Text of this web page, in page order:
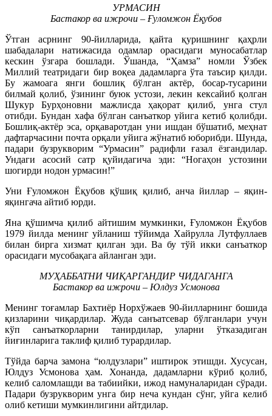
УРМАСИН
Бастакор ва ижрочи – Ғуломжон Ёқубов
Ўтган асрнинг 90-йилларида, қайта қуришнинг қаҳрли
шабадалари натижасида одамлар орасидаги муносабатлар
кескин ўзгара бошлади. Ўшанда, “Ҳамза” номли Ўзбек
Миллий театридаги бир воқеа дадамларга ўта таъсир қилди.
Бу жамоага янги бошлиқ бўлган актёр, босар-тусарини
билмай қолиб, ўзининг буюк устози, лекин кексайиб қолган
Шукур Бурҳоновни мажлисда ҳақорат қилиб, унга стул
отибди. Бундан хафа бўлган санъаткор уйига кетиб қолибди.
Бошлиқ-актёр эса, орқаваротдан уни ишдан бўшатиб, меҳнат
дафтарчасини почта орқали уйига жўнатиб юборибди. Шунда,
падари бузрукворим “Урмасин” радифли ғазал ёзгандилар.
Ундаги асосий сатр қуйидагича эди: “Ногаҳон устозини
шогирди нодон урмасин!”
Уни Ғуломжон Ёқубов қўшиқ қилиб, анча йиллар – яқин-
яқингача айтиб юрди.
Яна қўшимча қилиб айтишим мумкинки, Ғуломжон Ёқубов
1979 йилда менинг уйланиш тўйимда Хайрулла Лутфуллаев
билан бирга хизмат қилган эди. Ва бу тўй икки санъаткор
орасидаги мусобақага айланган эди.
МУҲАББАТНИ ЧИҚАРГАНДИР ЧИДАГАНГА
Бастакор ва ижрочи – Юлдуз Усмонова
Менинг тоғамлар Бахтиёр Норхўжаев 90-йилларнинг бошида
қизларини чиқардилар. Жуда санъатсевар бўлганлари учун
кўп санъаткорларни танирдилар, уларни ўтказадиган
йиғинларига таклиф қилиб турардилар.
Тўйда барча замона “юлдузлари” иштирок этишди. Хусусан,
Юлдуз Усмонова ҳам. Хонанда, дадамларни кўриб қолиб,
келиб саломлашди ва табиийки, ижод намуналаридан сўради.
Падари бузрукворим унга бир неча кундан сўнг, уйга келиб
олиб кетиши мумкинлигини айтдилар.